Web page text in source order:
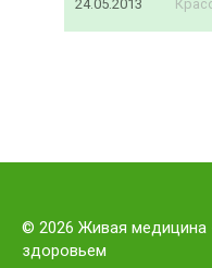
24.05.2013
© 2026 Живая медицина
здоровьем